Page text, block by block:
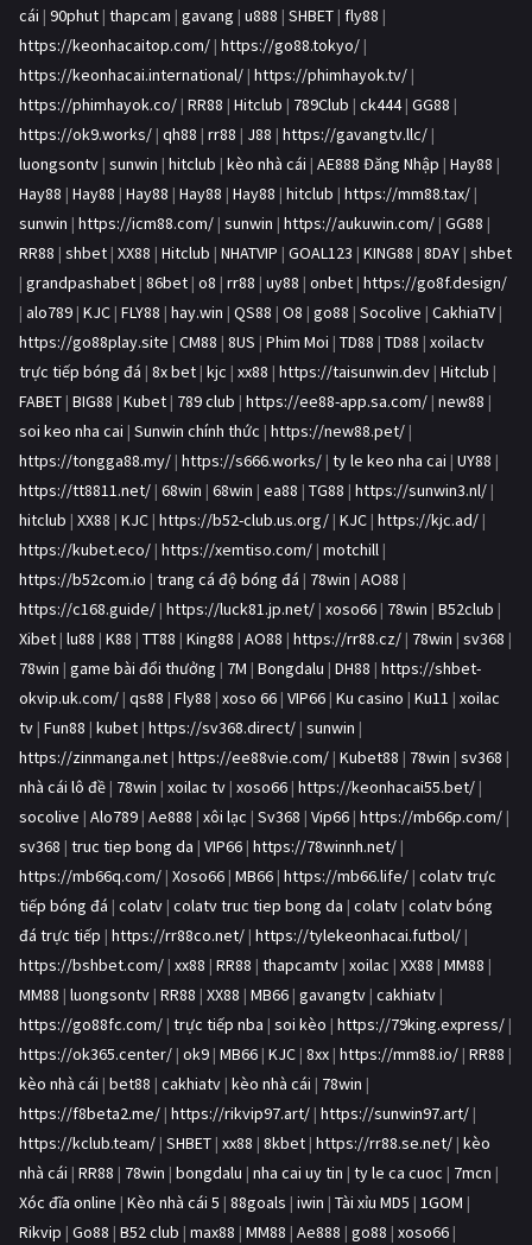
cái | 90phut | thapcam | gavang | u888 | SHBET | fly88 |
https://keonhacaitop.com/ | https://go88.tokyo/ |
https://keonhacai.international/ | https://phimhayok.tv/ |
https://phimhayok.co/ | RR88 | Hitclub | 789Club | ck444| GG88 |
https://ok9.works/ | qh88 | rr88 | J88 | https://gavangtv.llc/ |
luongsontv | sunwin | hitclub | kèo nhà cái | AE888 Đăng Nhập | Hay88 |
Hay88 | Hay88 | Hay88 | Hay88 | Hay88 | hitclub | https://mm88.tax/ |
sunwin | https://icm88.com/ | sunwin | https://aukuwin.com/ | GG88 |
RR88 | shbet | XX88 | Hitclub | NHATVIP | GOAL123 | KING88 | 8DAY | shbet
| grandpashabet | 86bet | o8 | rr88 | uy88 | onbet | https://go8f.design/
| alo789 | KJC | FLY88 | hay.win | QS88 | O8 | go88 | Socolive | CakhiaTV |
https://go88play.site | CM88 | 8US | Phim Moi | TD88 | TD88 | xoilactv
trực tiếp bóng đá | 8x bet | kjc | xx88 | https://taisunwin.dev | Hitclub |
FABET | BIG88 | Kubet | 789 club | https://ee88-app.sa.com/ | new88 |
soi keo nha cai | Sunwin chính thức | https://new88.pet/ |
https://tongga88.my/ | https://s666.works/ | ty le keo nha cai | UY88 |
https://tt8811.net/ | 68win | 68win | ea88 | TG88 | https://sunwin3.nl/ |
hitclub | XX88 | KJC | https://b52-club.us.org/ | KJC | https://kjc.ad/ |
https://kubet.eco/ | https://xemtiso.com/ | motchill |
https://b52com.io | trang cá độ bóng đá | 78win | AO88 |
https://c168.guide/ | https://luck81.jp.net/ | xoso66 | 78win | B52club |
Xibet | lu88 | K88 | TT88 | King88 | AO88 | https://rr88.cz/ | 78win | sv368 |
78win | game bài đổi thưởng | 7M | Bongdalu | DH88 | https://shbet-
okvip.uk.com/ | qs88 | Fly88 | xoso 66 | VIP66 | Ku casino | Ku11 | xoilac
tv | Fun88 | kubet | https://sv368.direct/ | sunwin |
https://zinmanga.net | https://ee88vie.com/ | Kubet88 | 78win | sv368 |
nhà cái lô đề | 78win | xoilac tv | xoso66 | https://keonhacai55.bet/ |
socolive | Alo789 | Ae888 | xôi lạc | Sv368 | Vip66 | https://mb66p.com/ |
sv368 | truc tiep bong da | VIP66 | https://78winnh.net/ |
https://mb66q.com/ | Xoso66 | MB66 | https://mb66.life/ | colatv trực
tiếp bóng đá | colatv | colatv truc tiep bong da | colatv | colatv bóng
đá trực tiếp | https://rr88co.net/ | https://tylekeonhacai.futbol/ |
https://bshbet.com/ | xx88 | RR88 | thapcamtv | xoilac | XX88 | MM88 |
MM88 | luongsontv | RR88 | XX88 | MB66 | gavangtv | cakhiatv |
https://go88fc.com/ | trực tiếp nba | soi kèo | https://79king.express/ |
https://ok365.center/ | ok9 | MB66 | KJC | 8xx | https://mm88.io/ | RR88 |
kèo nhà cái | bet88 | cakhiatv | kèo nhà cái | 78win |
https://f8beta2.me/ | https://rikvip97.art/ | https://sunwin97.art/ |
https://kclub.team/ | SHBET | xx88 | 8kbet | https://rr88.se.net/ | kèo
nhà cái | RR88 | 78win | bongdalu | nha cai uy tin | ty le ca cuoc | 7mcn |
Xóc đĩa online | Kèo nhà cái 5 | 88goals | iwin | Tài xỉu MD5 | 1GOM |
Rikvip | Go88 | B52 club | max88 | MM88 | Ae888 | go88 | xoso66 |